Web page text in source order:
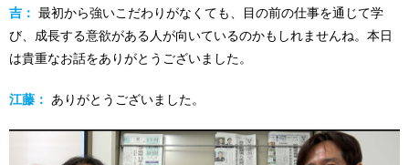
吉： 最初から強いこだわりがなくても、目の前の仕事を通じて学
び、成長する意欲がある人が向いているのかもしれませんね。本日
は貴重なお話をありがとうございました。
江藤： ありがとうございました。